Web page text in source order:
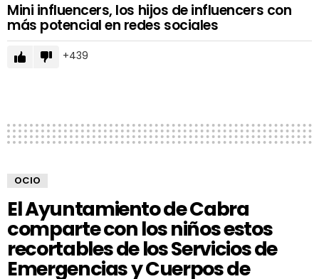
Mini influencers, los hijos de influencers con
más potencial en redes sociales
439
OCIO
El Ayuntamiento de Cabra
comparte con los niños estos
recortables de los Servicios de
Emergencias y Cuerpos de